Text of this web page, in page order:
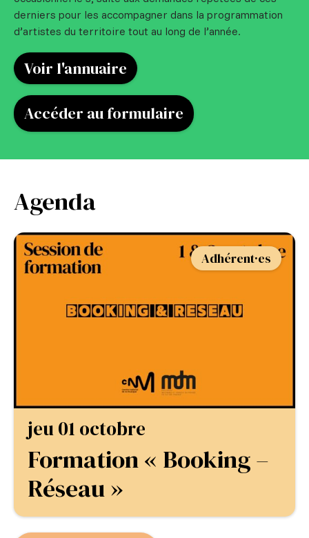
derniers pour les accompagner dans la programmation
d’artistes du territoire tout au long de l’année.
Voir l'annuaire
Accéder au formulaire
Agenda
Adhérent·es
jeu 01 octobre
Formation « Booking –
Réseau »